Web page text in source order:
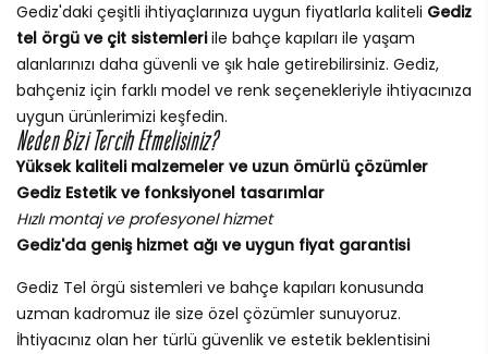
Gediz'daki çeşitli ihtiyaçlarınıza uygun fiyatlarla kaliteli Gediz
tel örgü ve çit sistemleriile bahçe kapıları ile yaşam
alanlarınızı daha güvenli ve şık hale getirebilirsiniz. Gediz,
bahçeniz için farklı model ve renk seçenekleriyle ihtiyacınıza
uygun ürünlerimizi keşfedin.
Neden Bizi Tercih Etmelisiniz?
Yüksek kaliteli malzemeler ve uzun ömürlü çözümler
Gediz Estetik ve fonksiyonel tasarımlar
Hızlı montaj ve profesyonel hizmet
Gediz'da geniş hizmet ağı ve uygun fiyat garantisi
Gediz Tel örgü sistemleri ve bahçe kapıları konusunda
uzman kadromuz ile size özel çözümler sunuyoruz.
İhtiyacınız olan her türlü güvenlik ve estetik beklentisini